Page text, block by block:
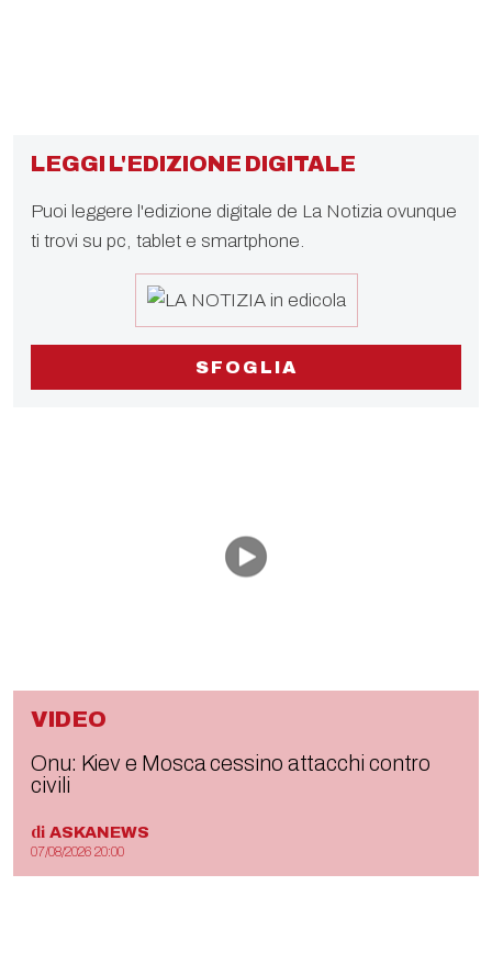
LEGGI L'EDIZIONE DIGITALE
Puoi leggere l'edizione digitale de La Notizia ovunque
ti trovi su pc, tablet e smartphone.
SFOGLIA
VIDEO
Onu: Kiev e Mosca cessino attacchi contro
civili
di ASKANEWS
07/08/2026 20:00